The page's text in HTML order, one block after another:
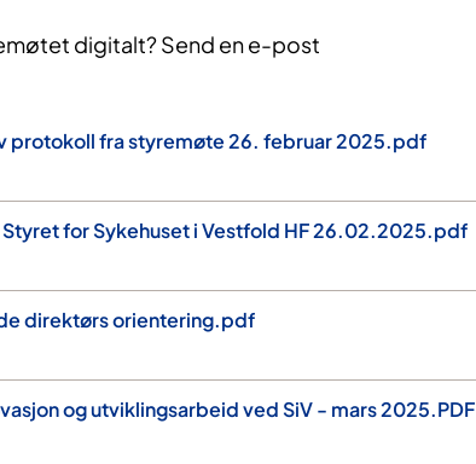
digitalt? Send en e-post
protokoll fra styremøte 26. februar 2025.pdf
Styret for Sykehuset i Vestfold HF 26.02.2025.pdf
direktørs orientering.pdf
og utviklingsarbeid ved SiV - mars 2025.PDF